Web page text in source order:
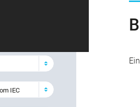
mm Serie 430
IEC